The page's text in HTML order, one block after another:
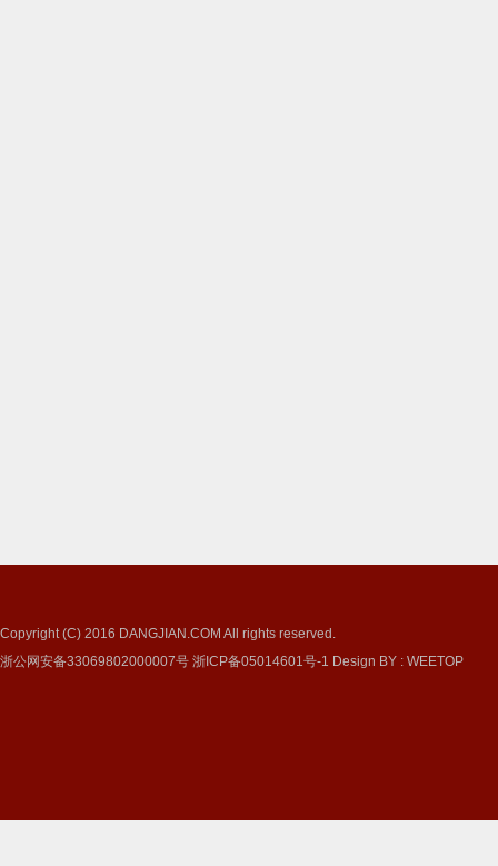
Copyright (C) 2016 DANGJIAN.COM All rights reserved.
浙公网安备33069802000007号 浙ICP备05014601号-1 Design BY : WEETOP